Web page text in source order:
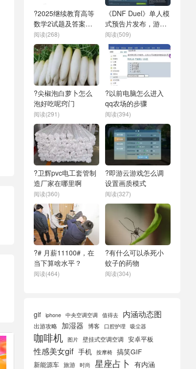
?2025继续教育高等
数学2试题及答案解
析
阅读(268)
《DNF Duel》单人模
式预告片发布，游戏
将于6月28日正式发
售
阅读(509)
?尖椒泡白萝卜怎么
泡好吃呢窍门
阅读(291)
?以前电脑怎么进入
qq农场的步骤
阅读(394)
?卫辉pvc电工套管制
造厂家在哪里啊
阅读(360)
?即游云游戏怎么调
设置画质模式
阅读(327)
?# 月薪11100#，在
当下算啥水平？
阅读(464)
?有什么可以杀死小
蚊子的药物
阅读(304)
gif iphone 中央空调空调 值得去 内涵动态图
出游攻略 加湿器 博客 口腔护理 吸尘器
咖啡机 图片 壁挂式空调空调 安卓平板
性感美女gif 手机 按摩椅 搞笑GIF
新能源车 旅游 时尚 星座占卜 有内涵